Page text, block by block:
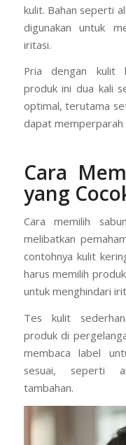
kulit. Bahan seperti
digunakan untuk
iritasi.
Pria dengan kulit
produk ini dua kali
optimal, terutama
dapat memperparah
Cara
yang
Cara memilih
melibatkan
contohnya kulit
harus memilih
untuk menghindari
Tes kulit
produk di
membaca label
sesuai, seperti
tambahan.